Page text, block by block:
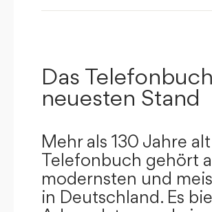
Das
neuesten Stand
Mehr als 130 Jahre
Telefonbuch gehört
modernsten und
in Deutschland. Es